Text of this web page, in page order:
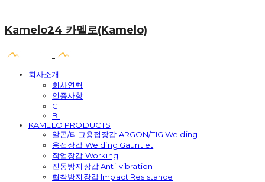
Kamelo24 카멜로(Kamelo)
회사소개
회사연혁
인증사항
CI
BI
KAMELO PRODUCTS
알곤/티그용접장갑 ARGON/TIG Welding
용접장갑 Welding Gauntlet
작업장갑 Working
진동방지장갑 Anti-vibration
협착방지장갑 Impact Resistance